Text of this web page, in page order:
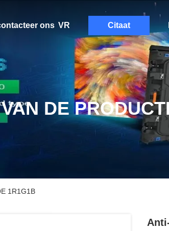
ons VR Citaat
DE
1R1G1B